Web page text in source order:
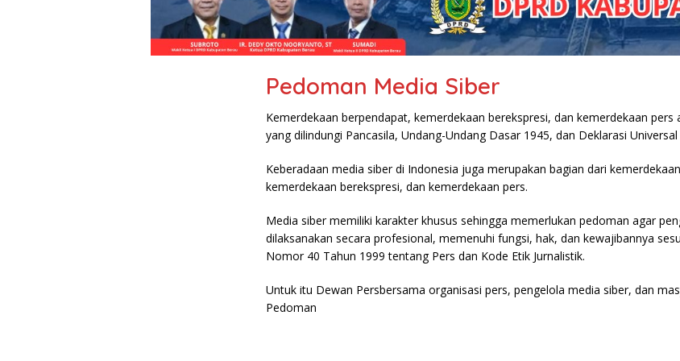
Pedoman Media Siber
Kemerdekaan berpendapat, kemerdekaan berekspresi, dan kemerdekaan pers
yang dilindungi Pancasila, Undang-Undang Dasar 1945, dan Deklarasi
Keberadaan media siber di Indonesia juga merupakan bagian dari
kemerdekaan berekspresi, dan kemerdekaan pers.
Media siber memiliki karakter khusus sehingga memerlukan pedoman agar
dilaksanakan secara profesional, memenuhi fungsi, hak, dan kewajibannya
Nomor 40 Tahun 1999 tentang Pers dan Kode Etik Jurnalistik.
Untuk itu Dewan Persbersama organisasi pers, pengelola media siber, dan
Pedoman